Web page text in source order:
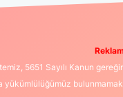
5651 Sayılı Kanun
yükümlülüğümüz